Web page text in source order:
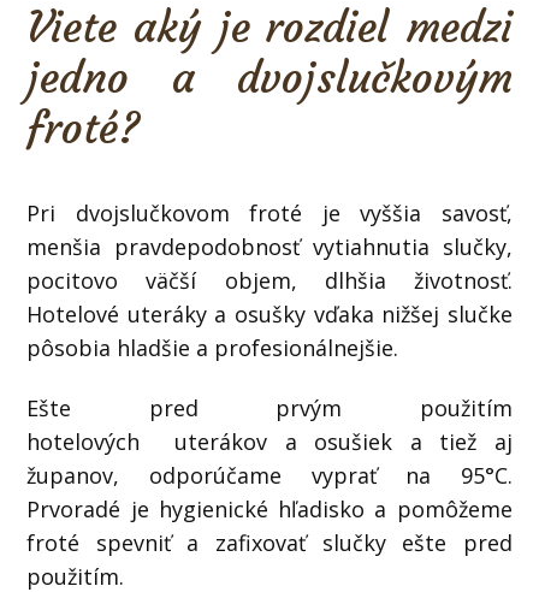
Viete aký je rozdiel medzi
jedno a dvojslučkovým
froté?
Pri dvojslučkovom froté je vyššia savosť,
menšia pravdepodobnosť vytiahnutia slučky,
pocitovo väčší objem, dlhšia životnosť.
Hotelové uteráky a osušky vďaka nižšej slučke
pôsobia hladšie a profesionálnejšie.
Ešte pred prvým použitím
hotelových uterákov a osušiek a tiež aj
županov, odporúčame vyprať na 95°C.
Prvoradé je hygienické hľadisko a pomôžeme
froté spevniť a zafixovať slučky ešte pred
použitím.